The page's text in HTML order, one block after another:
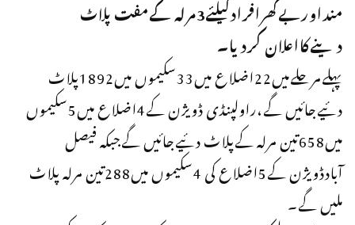
منداوربےگھرافرادکیلئے3مرلہ کےمفت پلاٹ
دینےکااعلان کردیا۔
پہلےمرحلےمیں22اضلاع میں33سکیموں میں1892پلاٹ
دئیےجائیں گے،راولپنڈی ڈویژن کے4اضلاع میں5سکیموں
میں658تین مرلہ کےپلاٹ دئیےجائیں گےجبکہ فیصل
آبادڈویژن کے5اضلاع کی 4سکیموں میں288تین مرلہ پلاٹ
ملیں گے۔